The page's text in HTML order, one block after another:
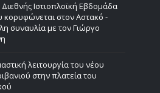
Ιστιοπλοϊκή Εβδομάδα
κορυφώνεται στον Αστακό -
συναυλία με τον Γιώργο
λειτουργία του νέου
στην πλατεία του